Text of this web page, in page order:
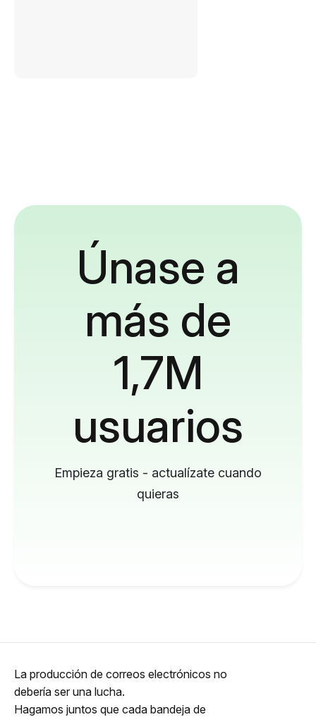
Únase a
más de
1,7M
usuarios
Empieza gratis - actualízate cuando
quieras
La producción de correos electrónicos no
debería ser una lucha.
Hagamos juntos que cada bandeja de